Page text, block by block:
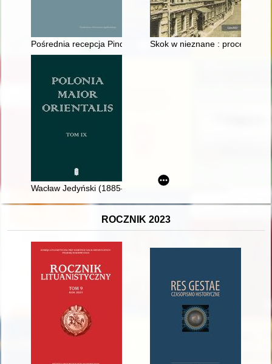
Pośrednia recepcja Pindara, czyli Jakuba Vitelliusa epinikion
Skok w nieznane : procesy
Wacław Jedyński (1885-1939) - nauczyciel, społecznik,
ROCZNIK 2023